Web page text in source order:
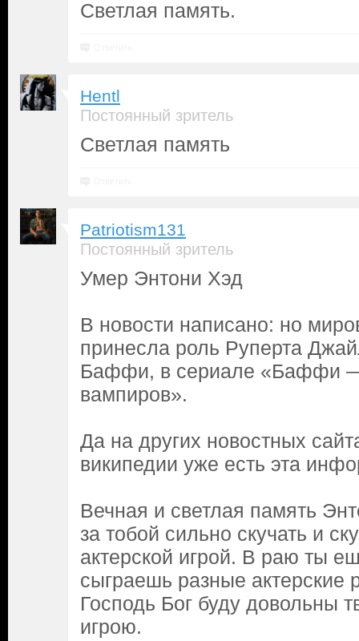
Светлая память.
Hentl
Постоянный зритель
Светлая память
Patriotism131
Постоянный зритель
Умер Энтони Хэд
В новости написано: но
принесла роль Руперта
Баффи, в сериале «Баффи —
вампиров».
Да на других новостных
википедии уже есть эта
Вечная и светлая память
за тобой сильно скучать и
актерской игрой. В раю ты
сыграешь разные актерские
Господь Бог буду довольны
игрою.